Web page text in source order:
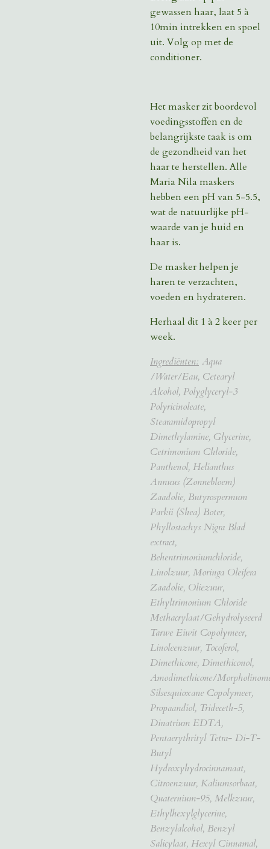
gewassen haar, laat 5 à
10min intrekken en spoel
uit. Volg op met de
conditioner.
Het masker zit boordevol
voedingsstoffen en de
belangrijkste taak is om
de gezondheid van het
haar te herstellen. Alle
Maria Nila maskers
hebben een pH van 5-5.5,
wat de natuurlijke pH-
waarde van je huid en
haar is.
De masker helpen je
haren te verzachten,
voeden en hydrateren.
Herhaal dit 1 à 2 keer per
week.
Ingrediënten: Aqua
/Water/Eau, Cetearyl
Alcohol, Polyglyceryl-3
Polyricinoleate,
Stearamidopropyl
Dimethylamine, Glycerine,
Cetrimonium Chloride,
Panthenol, Helianthus
Annuus (Zonnebloem)
Zaadolie, Butyrospermum
Parkii (Shea) Boter,
Phyllostachys Nigra Blad
extract,
Behentrimoniumchloride,
Linolzuur, Moringa Oleifera
Zaadolie, Oliezuur,
Ethyltrimonium Chloride
Methacrylaat/Gehydrolyseerd
Tarwe Eiwit Copolymeer,
Linoleenzuur, Tocoferol,
Dimethicone, Dimethiconol,
Amodimethicone/
Silsesquioxane Copolymeer,
Propaandiol, Trideceth-5,
Dinatrium EDTA,
Pentaerythrityl Tetra- Di-T-
Butyl
Hydroxyhydrocinnamaat,
Citroenzuur, Kaliumsorbaat,
Quaternium-95, Melkzuur,
Ethylhexylglycerine,
Benzylalcohol, Benzyl
Salicylaat, Hexyl Cinnamal,